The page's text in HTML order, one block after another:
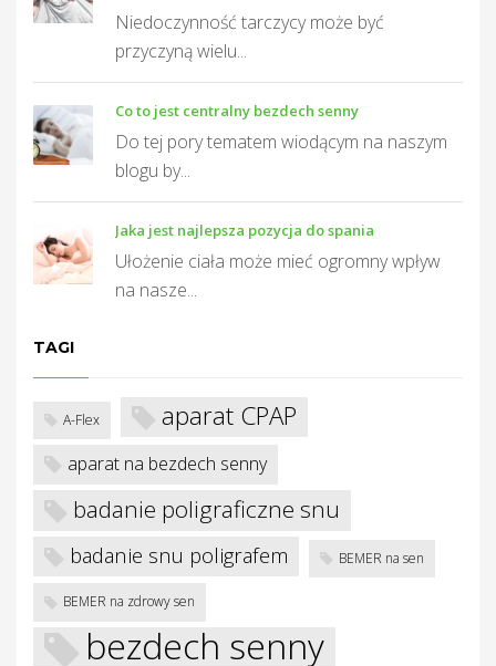
Niedoczynność tarczycy może być
przyczyną wielu...
Co to jest centralny bezdech senny
Do tej pory tematem wiodącym na naszym
blogu by...
Jaka jest najlepsza pozycja do spania
Ułożenie ciała może mieć ogromny wpływ
na nasze...
TAGI
A-Flex aparat CPAP
aparat na bezdech senny
badanie poligraficzne snu
badanie snu poligrafem BEMER na sen
BEMER na zdrowy sen
bezdech senny